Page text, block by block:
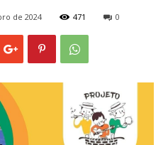
de 2024 471 0